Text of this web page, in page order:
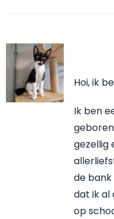
Hoi, ik
Ik ben
gezellig
de
dat ik al
op